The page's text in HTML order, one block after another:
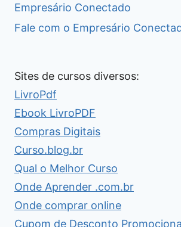
Empresário Conectado
Fale com o Empresário
Sites de cursos diversos:
LivroPdf
Ebook LivroPDF
Compras Digitais
Curso.blog.br
Qual o Melhor Curso
Onde Aprender .com.br
Onde comprar online
Cupom de Desconto